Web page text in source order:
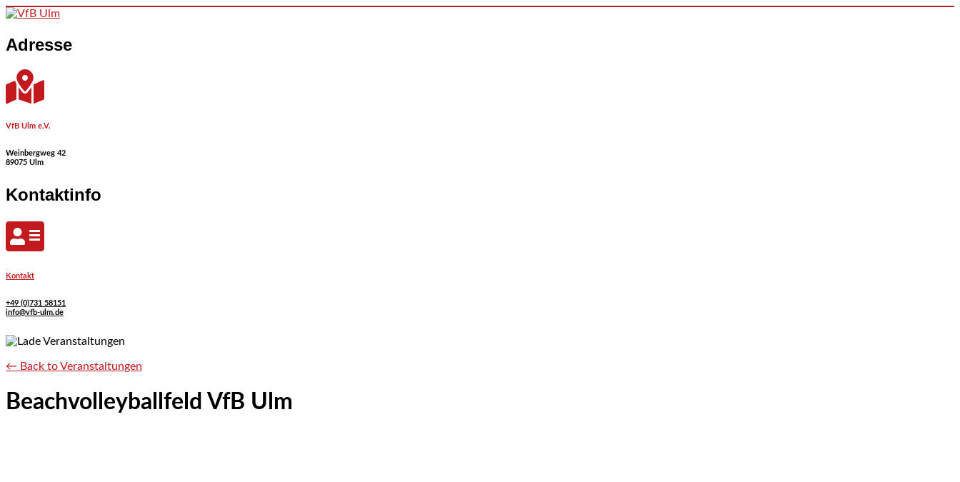
Skip to content
Adresse
VfB Ulm e.V.
Weinbergweg 42
89075 Ulm
Kontaktinfo
Kontakt
+49 (0)731 58151
info@vfb-ulm.de
← Back to Veranstaltungen
Beachvolleyballfeld VfB Ulm